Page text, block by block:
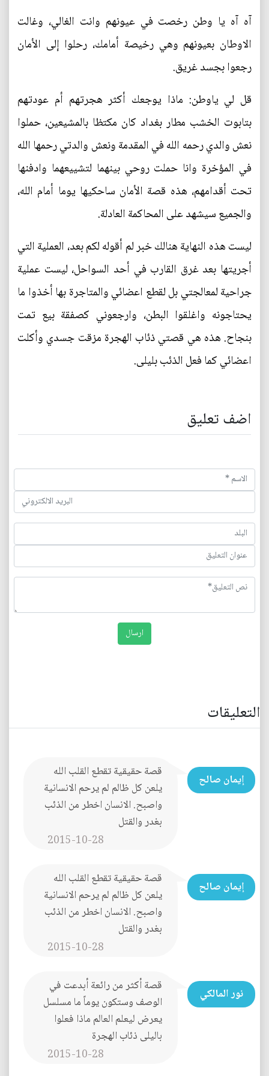
آه آه يا وطن رخصت في عيونهم وانت الغالي، وغالت
الاوطان بعيونهم وهي رخيصة أمامك، رحلوا إلى الأمان
رجعوا بجسد غريق.
قل لي ياوطن: ماذا يوجعك أكثر هجرتهم أم عودتهم
بتابوت الخشب مطار بغداد كان مكتظا بالمشيعين، حملوا
نعش والدي رحمه الله في المقدمة ونعش والدتي رحمها الله
في المؤخرة وانا حملت روحي بينهما لتشييعهما وادفنها
تحت أقدامهم، هذه قصة الأمان ساحكيها يوما أمام الله،
والجميع سيشهد على المحاكمة العادلة.
ليست هذه النهاية هنالك خبر لم أقوله لكم بعد، العملية التي
أجريتها بعد غرق القارب في أحد السواحل، ليست عملية
جراحية لمعالجتي بل لقطع اعضائي والمتاجرة بها أخذوا ما
يحتاجونه واغلقوا البطن، وارجعوني كصفقة بيع تمت
بنجاح. هذه هي قصتي ذئاب الهجرة مزقت جسدي وأكلت
اعضائي كما فعل الذئب بليلى.
اضف تعليق
التعليقات
إيمان صالح
قصة حقيقية تقطع القلب الله
يلعن كل ظالم لم يرحم الانسانية
واصبح. الانسان اخطر من الذئب
بغدر والقتل
2015-10-28
إيمان صالح
قصة حقيقية تقطع القلب الله
يلعن كل ظالم لم يرحم الانسانية
واصبح. الانسان اخطر من الذئب
بغدر والقتل
2015-10-28
نور المالكي
قصة أكثر من رائعة أبدعت في
الوصف وستكون يوماً ما مسلسل
يعرض ليعلم العالم ماذا فعلوا
باليلى ذئاب الهجرة
2015-10-28